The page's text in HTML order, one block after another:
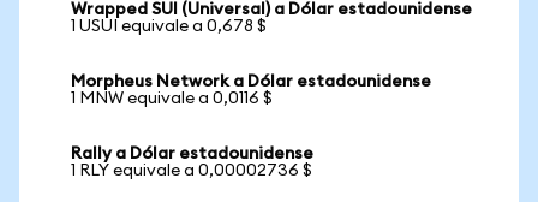
Wrapped SUI (Universal) a Dólar estadounidense
1 USUI equivale a 0,678 $
Morpheus Network a Dólar estadounidense
1 MNW equivale a 0,0116 $
Rally a Dólar estadounidense
1 RLY equivale a 0,00002736 $